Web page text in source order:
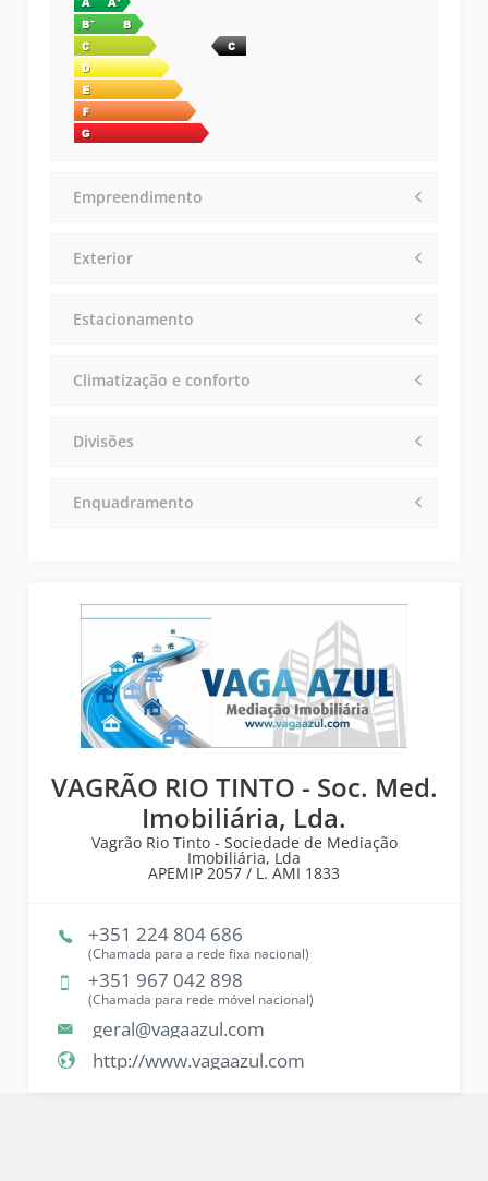
Empreendimento
Exterior
Estacionamento
Climatização e conforto
Divisões
Enquadramento
VAGRÃO RIO TINTO - Soc. Med.
Imobiliária, Lda.
Vagrão Rio Tinto - Sociedade de Mediação
Imobiliária, Lda
APEMIP 2057 / L. AMI 1833
+351 224 804 686
(Chamada para a rede fixa nacional)
+351 967 042 898
(Chamada para rede móvel nacional)
geral@vagaazul.com
http://www.vagaazul.com